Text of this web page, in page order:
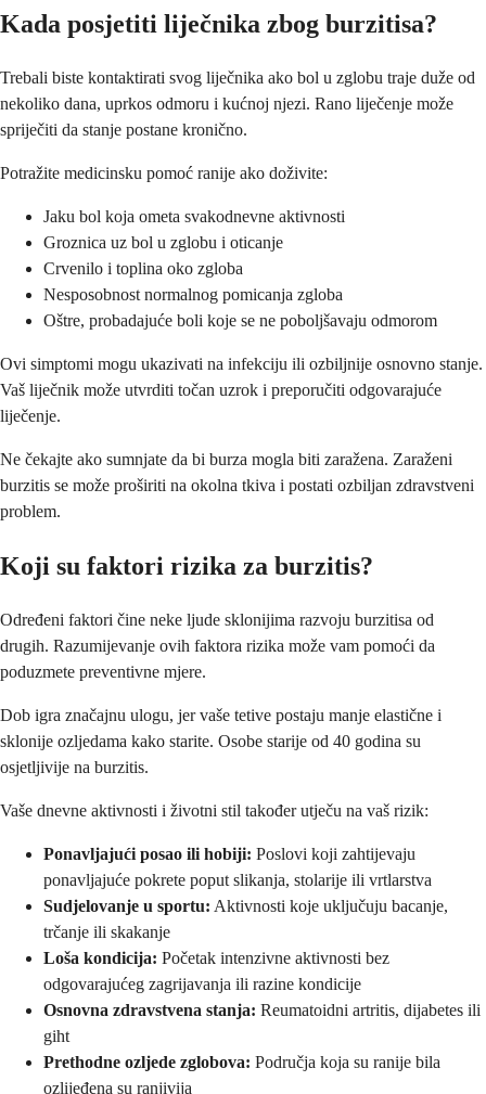
Kada posjetiti liječnika zbog burzitisa?
Trebali biste kontaktirati svog liječnika ako bol u zglobu traje duže od
nekoliko dana, uprkos odmoru i kućnoj njezi. Rano liječenje može
spriječiti da stanje postane kronično.
Potražite medicinsku pomoć ranije ako doživite:
Jaku bol koja ometa svakodnevne aktivnosti
Groznica uz bol u zglobu i oticanje
Crvenilo i toplina oko zgloba
Nesposobnost normalnog pomicanja zgloba
Oštre, probadajuće boli koje se ne poboljšavaju odmorom
Ovi simptomi mogu ukazivati na infekciju ili ozbiljnije osnovno stanje.
Vaš liječnik može utvrditi točan uzrok i preporučiti odgovarajuće
liječenje.
Ne čekajte ako sumnjate da bi burza mogla biti zaražena. Zaraženi
burzitis se može proširiti na okolna tkiva i postati ozbiljan zdravstveni
problem.
Koji su faktori rizika za burzitis?
Određeni faktori čine neke ljude sklonijima razvoju burzitisa od
drugih. Razumijevanje ovih faktora rizika može vam pomoći da
poduzmete preventivne mjere.
Dob igra značajnu ulogu, jer vaše tetive postaju manje elastične i
sklonije ozljedama kako starite. Osobe starije od 40 godina su
osjetljivije na burzitis.
Vaše dnevne aktivnosti i životni stil također utječu na vaš rizik:
Ponavljajući posao ili hobiji: Poslovi koji zahtijevaju
ponavljajuće pokrete poput slikanja, stolarije ili vrtlarstva
Sudjelovanje u sportu: Aktivnosti koje uključuju bacanje,
trčanje ili skakanje
Loša kondicija: Početak intenzivne aktivnosti bez
odgovarajućeg zagrijavanja ili razine kondicije
Osnovna zdravstvena stanja: Reumatoidni artritis, dijabetes ili
giht
Prethodne ozljede zglobova: Područja koja su ranije bila
ozlijeđena su ranjivija